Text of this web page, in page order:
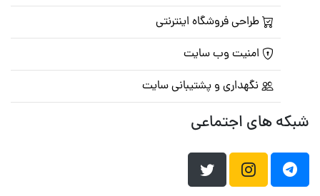
طراحی فروشگاه اینترنتی
امنیت وب سایت
نگهداری و پشتیبانی سایت
شبکه های اجتماعی